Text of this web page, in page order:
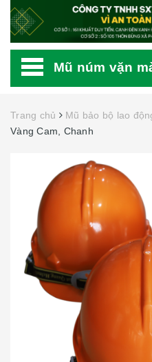
Mũ núm vặn
Trang chủ Mũ bảo bộ lao
Vàng Cam, Chanh